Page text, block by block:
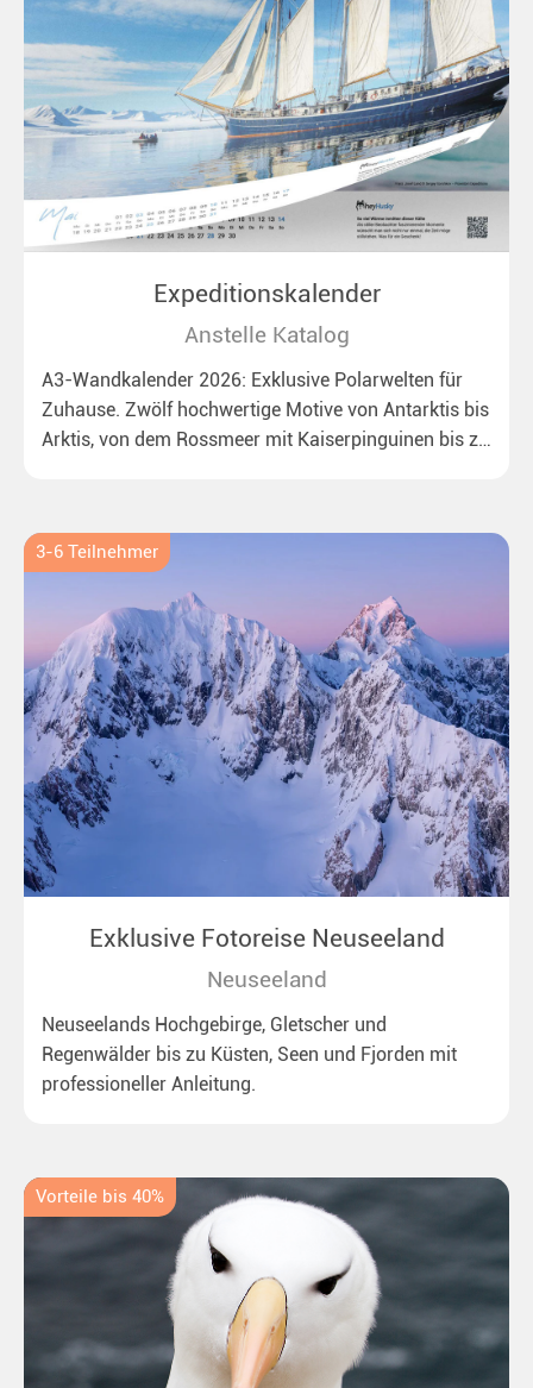
Expeditionskalender
Anstelle Katalog
A3-Wandkalender 2026: Exklusive Polarwelten für
Zuhause. Zwölf hochwertige Motive von Antarktis bis
Arktis, von dem Rossmeer mit Kaiserpinguinen bis zu
3-6 Teilnehmer
Exklusive Fotoreise Neuseeland
Neuseeland
Neuseelands Hochgebirge, Gletscher und
Regenwälder bis zu Küsten, Seen und Fjorden mit
professioneller Anleitung.
Vorteile bis 40%